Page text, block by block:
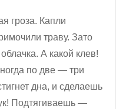
гроза. Капли
траву. Зато
А какой клев!
по две — три
дна, и сделаешь
Подтягиваешь —